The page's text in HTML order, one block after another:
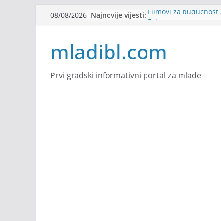
08/08/2026 Najnovije vijesti: Filmovi za budućnost
Dijaspora Servis
Stomatologija
mladibl.com
Prvi gradski informativni portal za mlade